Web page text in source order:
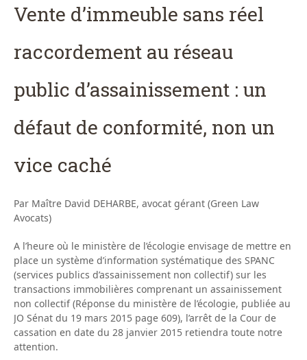
Vente d’immeuble sans réel
raccordement au réseau
public d’assainissement : un
défaut de conformité, non un
vice caché
Par Maître David DEHARBE, avocat gérant (Green Law
Avocats)
A l’heure où le ministère de l’écologie envisage de mettre en
place un système d’information systématique des SPANC
(services publics d’assainissement non collectif) sur les
transactions immobilières comprenant un assainissement
non collectif (Réponse du ministère de l’écologie, publiée au
JO Sénat du 19 mars 2015 page 609), l’arrêt de la Cour de
cassation en date du 28 janvier 2015 retiendra toute notre
attention.